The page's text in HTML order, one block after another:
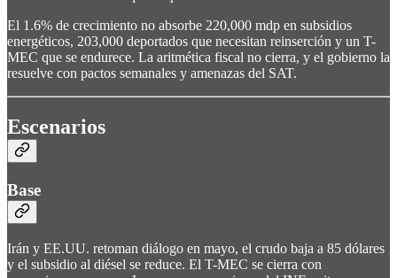
El 1.6% de crecimiento no absorbe 220,000 mdp en subsidios
energéticos, 203,000 deportados que necesitan reinserción y un T-
MEC que se endurece. La aritmética fiscal no cierra, y el gobierno la
resuelve con pactos semanales y amenazas del SAT.
Escenarios
Base
Irán y EE.UU. retoman diálogo en mayo, el crudo baja a 85 dólares
y el subsidio al diésel se reduce. El T-MEC se cierra con